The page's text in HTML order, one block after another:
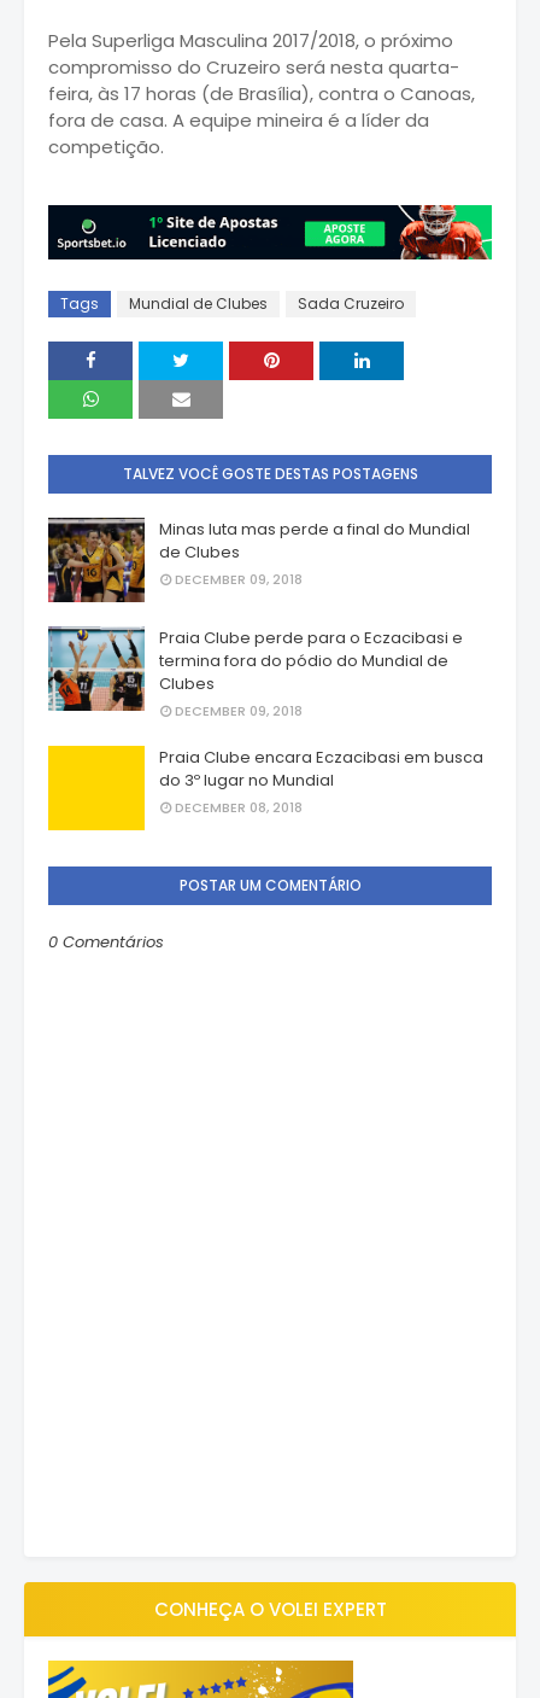
Pela Superliga Masculina 2017/2018, o próximo
compromisso do Cruzeiro será nesta quarta-
feira, às 17 horas (de Brasília), contra o Canoas,
fora de casa. A equipe mineira é a líder da
competição.
Tags Mundial de Clubes Sada Cruzeiro
TALVEZ VOCÊ GOSTE DESTAS POSTAGENS
Minas luta mas perde a final do Mundial
de Clubes
DECEMBER 09, 2018
Praia Clube perde para o Eczacibasi e
termina fora do pódio do Mundial de
Clubes
DECEMBER 09, 2018
Praia Clube encara Eczacibasi em busca
do 3º lugar no Mundial
DECEMBER 08, 2018
POSTAR UM COMENTÁRIO
0 Comentários
CONHEÇA O VOLEI EXPERT